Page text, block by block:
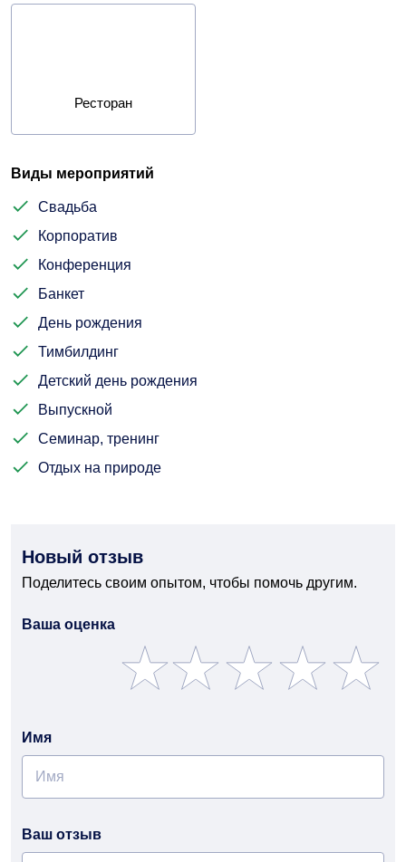
Ресторан
Виды мероприятий
Свадьба
Корпоратив
Конференция
Банкет
День рождения
Тимбилдинг
Детский день рождения
Выпускной
Семинар, тренинг
Отдых на природе
Новый отзыв
Поделитесь своим опытом, чтобы помочь другим.
Ваша оценка
Имя
Ваш отзыв